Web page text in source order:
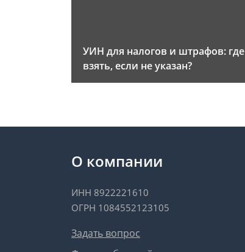
УИН для налогов и штрафов: где
взять, если не указан?
О компании
ИНН 8922221610
ОГРН 1084552123105
Задать вопрос